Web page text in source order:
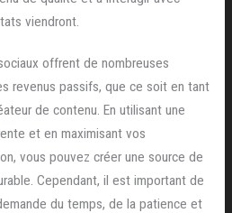
viendront.
offrent de nombreuses
revenus passifs, que ce soit en tant
de contenu. En utilisant une
et en maximisant vos
vous pouvez créer une source de
Cependant, il est important de
du temps, de la patience et